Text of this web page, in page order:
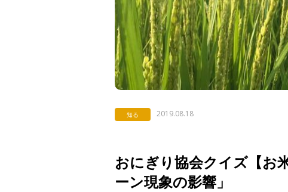
知る 2019.08.18
おにぎり協会クイズ【お
ーン現象の影響」